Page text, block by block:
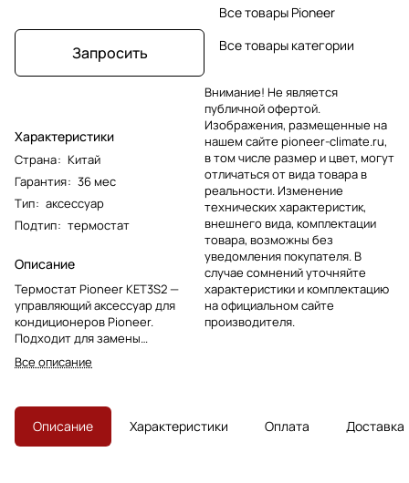
Запросить
Характеристики
Страна: Китай
Гарантия: 36 мес
Тип: аксессуар
Подтип: термостат
Описание
Термостат Pioneer KET3S2 —
управляющий аксессуар для
кондиционеров Pioneer.
Подходит для замены
однотипного узла при ремонте и
обслуживании системы контроля
Все описание
Все товары Pioneer
Все товары категории
Внимание! Не является
публичной офертой.
Изображения, размещенные на
нашем сайте pioneer-climate.ru,
в том числе размер и цвет, могут
отличаться от вида товара в
реальности. Изменение
технических характеристик,
внешнего вида, комплектации
товара, возможны без
уведомления покупателя. В
случае сомнений уточняйте
характеристики и комплектацию
на официальном сайте
производителя.
Описание Характеристики Оплата Доставка